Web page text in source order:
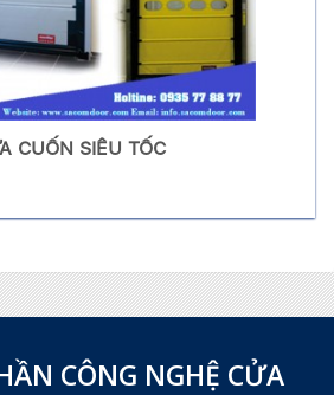
CUỐN SIÊU TỐC
CÔNG NGHỆ CỬA